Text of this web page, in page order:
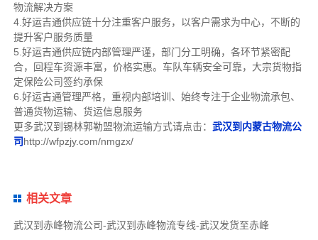
物流解决方案
4.好运吉通供应链十分注重客户服务，以客户需求为中心，不断的
提升客户服务质量
5.好运吉通供应链内部管理严谨，部门分工明确，各环节紧密配
合，回程车资源丰富，价格实惠。车队车辆安全可靠，大宗货物指
定保险公司签约承保
6.好运吉通管理严格，重视内部培训、始终专注于企业物流承包、
普通货物运输、货运信息服务
更多武汉到锡林郭勒盟物流运输方式请点击： 武汉到内蒙古物流公
司http://wfpzjy.com/nmgzx/
相关文章
武汉到赤峰物流公司-武汉到赤峰物流专线-武汉发货至赤峰